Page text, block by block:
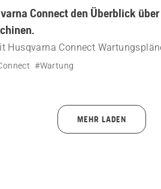
Connect den Überblick
Husqvarna Connect
Serviceheft für Ihre Husqvarna
#Wartung
MEHR LADEN